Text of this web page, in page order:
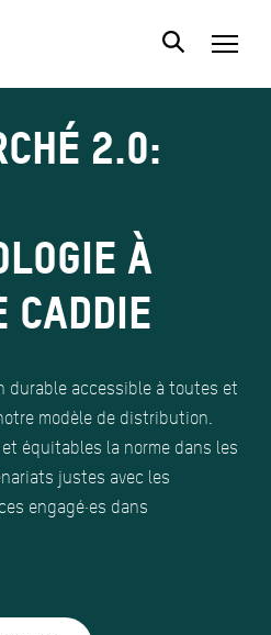
2.0:
à
caddie
durable accessible à toutes et
modèle de distribution.
équitables la norme dans les
justes avec les
engagé·es dans